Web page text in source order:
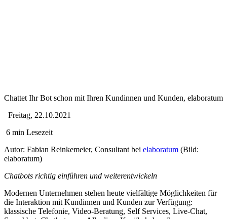
Chattet Ihr Bot schon mit Ihren Kundinnen und Kunden, elaboratum
Freitag, 22.10.2021
6 min Lesezeit
Autor: Fabian Reinkemeier, Consultant bei elaboratum (Bild:
elaboratum)
Chatbots richtig einführen und weiterentwickeln
Modernen Unternehmen stehen heute vielfältige Möglichkeiten für
die Interaktion mit Kundinnen und Kunden zur Verfügung:
klassische Telefonie, Video-Beratung, Self Services, Live-Chat,